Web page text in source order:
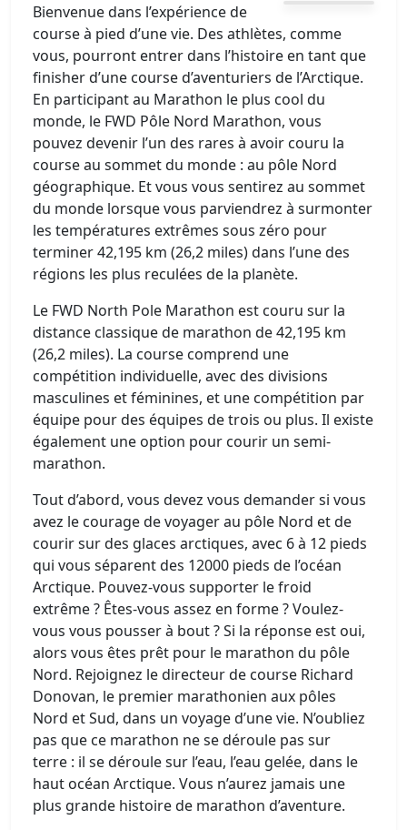
Bienvenue dans l’expérience de
course à pied d’une vie. Des athlètes, comme
vous, pourront entrer dans l’histoire en tant que
finisher d’une course d’aventuriers de l’Arctique.
En participant au Marathon le plus cool du
monde, le FWD Pôle Nord Marathon, vous
pouvez devenir l’un des rares à avoir couru la
course au sommet du monde : au pôle Nord
géographique. Et vous vous sentirez au sommet
du monde lorsque vous parviendrez à surmonter
les températures extrêmes sous zéro pour
terminer 42,195 km (26,2 miles) dans l’une des
régions les plus reculées de la planète.
Le FWD North Pole Marathon est couru sur la
distance classique de marathon de 42,195 km
(26,2 miles). La course comprend une
compétition individuelle, avec des divisions
masculines et féminines, et une compétition par
équipe pour des équipes de trois ou plus. Il existe
également une option pour courir un semi-
marathon.
Tout d’abord, vous devez vous demander si vous
avez le courage de voyager au pôle Nord et de
courir sur des glaces arctiques, avec 6 à 12 pieds
qui vous séparent des 12000 pieds de l’océan
Arctique. Pouvez-vous supporter le froid
extrême ? Êtes-vous assez en forme ? Voulez-
vous vous pousser à bout ? Si la réponse est oui,
alors vous êtes prêt pour le marathon du pôle
Nord. Rejoignez le directeur de course Richard
Donovan, le premier marathonien aux pôles
Nord et Sud, dans un voyage d’une vie. N’oubliez
pas que ce marathon ne se déroule pas sur
terre : il se déroule sur l’eau, l’eau gelée, dans le
haut océan Arctique. Vous n’aurez jamais une
plus grande histoire de marathon d’aventure.